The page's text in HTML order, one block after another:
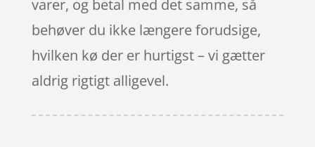
varer, og betal med det samme, så
behøver du ikke længere forudsige,
hvilken kø der er hurtigst – vi gætter
aldrig rigtigt alligevel.